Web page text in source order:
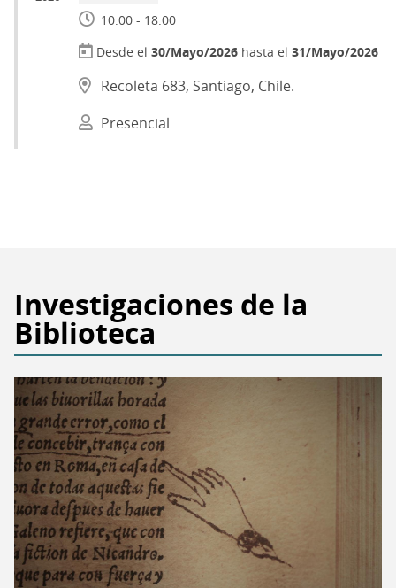
10:00 - 18:00
30/Mayo/2026 hasta el31/Mayo/2026
Recoleta 683, Santiago, Chile.
Presencial
Investigaciones de la
Biblioteca